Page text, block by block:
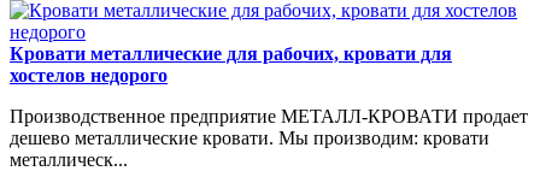
Кровати металлические для рабочих, кровати для
хостелов недорого
Производственное предприятие МЕТАЛЛ-КРОВАТИ продает
дешево металлические кровати. Мы производим: кровати
металлическ...